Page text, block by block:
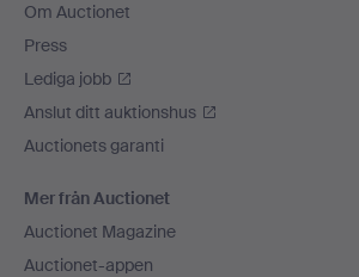
Om Auctionet
Press
Lediga jobb
Anslut ditt auktionshus
Auctionets garanti
Mer från Auctionet
Auctionet Magazine
Auctionet-appen